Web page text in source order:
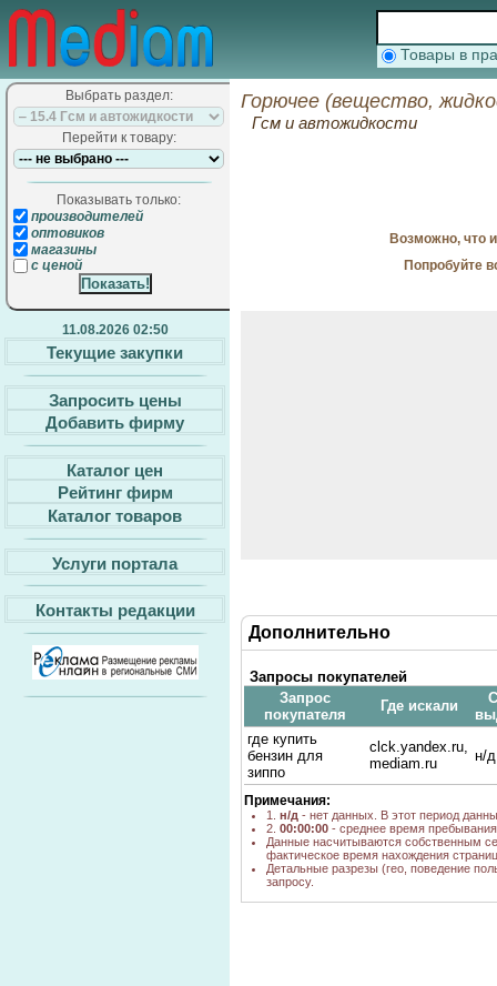
Товары в
Выбрать раздел:
Перейти к товару:
Показывать только:
производителей
оптовиков
магазины
с ценой
11.08.2026 02:50
Текущие закупки
Запросить цены
Добавить фирму
Каталог цен
Рейтинг фирм
Каталог товаров
Услуги портала
Контакты редакции
Горючее (вещество,
Гсм и автожидкости
Возможно, что
Попробуйте
Дополнительно
Запросы покупателей
Запрос
покупателя
Где искали
где купить
бензин для
зиппо
clck.yandex.ru,
mediam.ru
н/д
Примечания:
1. н/д - нет данных. В этот период
2. 00:00:00 - среднее время
Данные насчитываются собственным
фактическое время нахождения
Детальные разрезы (гео, поведение
запросу.